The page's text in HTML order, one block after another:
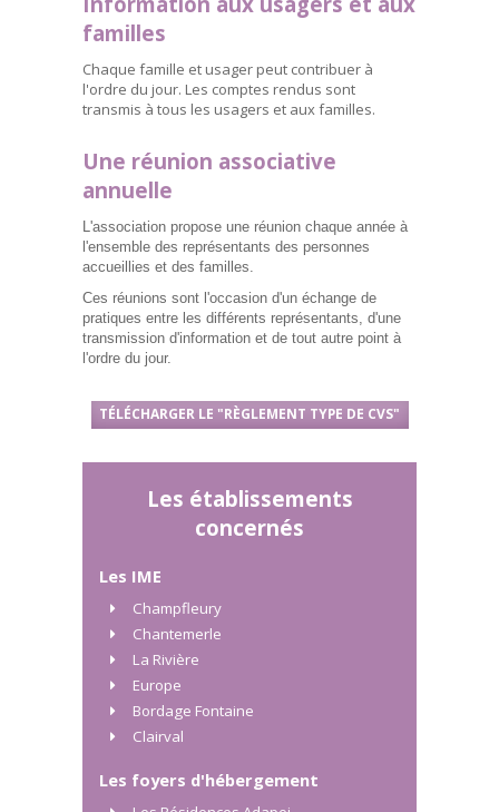
familles
Chaque famille et usager peut contribuer à
l'ordre du jour. Les comptes rendus sont
transmis à tous les usagers et aux familles.
Une réunion associative
annuelle
L'association propose une réunion chaque année à
l'ensemble des représentants des personnes
accueillies et des familles.
Ces réunions sont l'occasion d'un échange de
pratiques entre les différents représentants, d'une
transmission d'information et de tout autre point à
l'ordre du jour.
TÉLÉCHARGER LE "RÈGLEMENT TYPE DE CVS"
Les établissements
concernés
Les IME
Champfleury
Chantemerle
La Rivière
Europe
Bordage Fontaine
Clairval
Les foyers d'hébergement